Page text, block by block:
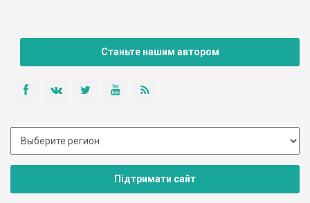
Станьте нашим автором
Підтримати сайт